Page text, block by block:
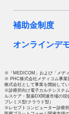
補助金制度
オンラインデ
※「MEDICOM」および「メデ
※ PHC株式会社メディコム事業
株式会社として事業を開始してい
※診療所向け電子カルテシステ
ルスケア・製薬DX関連市場の
プレミス型/クラウド型）
※レセプトコンピューター診療